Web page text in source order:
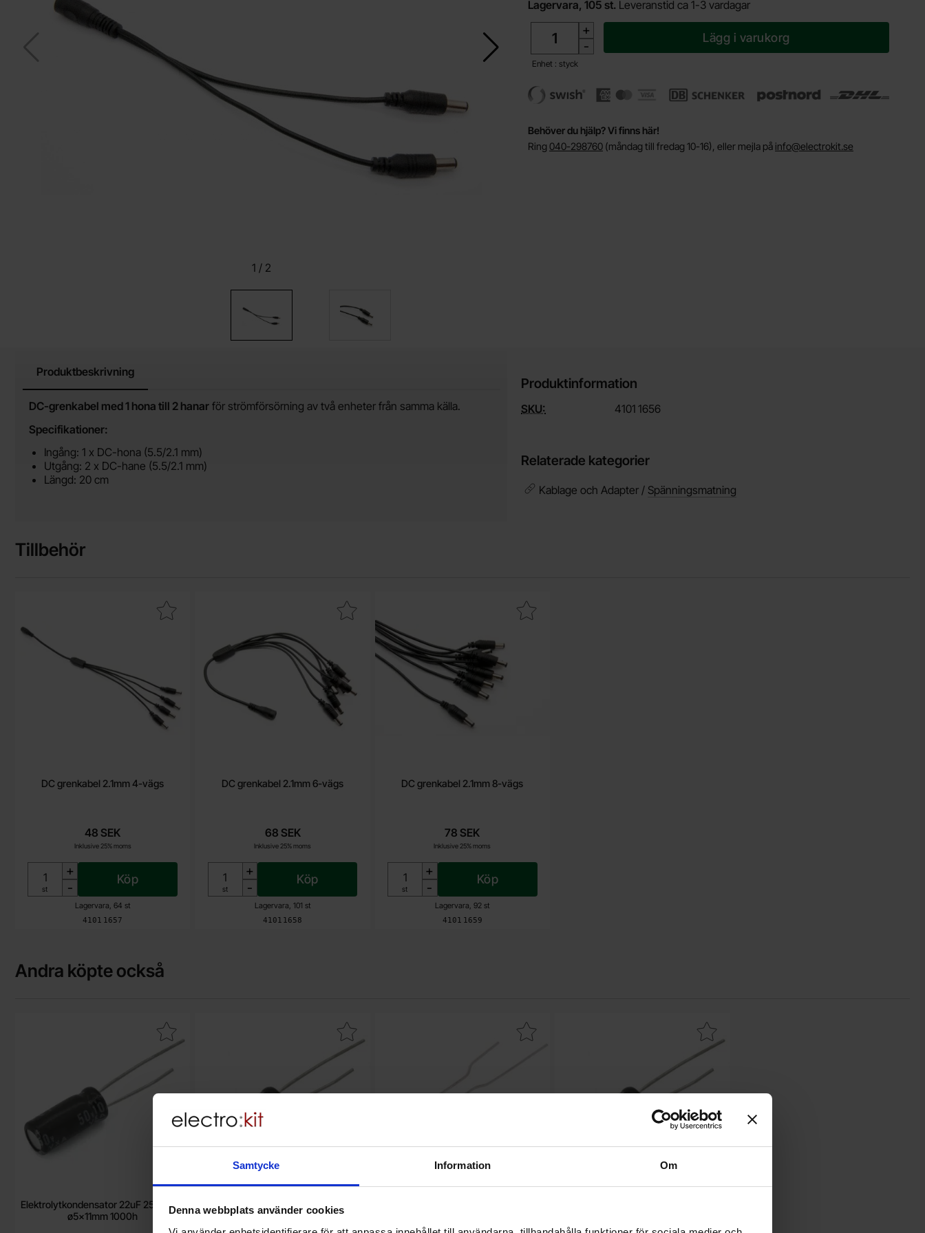
Samtycke Information Om
Denna webbplats använder cookies
1 / 2
Lagervara, 105 st. Leveranstid ca 1-3 vardagar
+
-
Enhet : styck
Lägg i varukorg
Behöver du hjälp? Vi finns här!
Ring 040-298760 (måndag till fredag 10-16), eller mejla på info@electrokit.se
Produktbeskrivning
Produktbeskrivning
DC-grenkabel med 1 hona till 2 hanar för strömförsörning av två enheter från samma källa.
Specifikationer:
Ingång: 1 x DC-hona (5.5/2.1 mm)
Utgång: 2 x DC-hane (5.5/2.1 mm)
Längd: 20 cm
Produktinformation
SKU: 4101 1656
Relaterade kategorier
Kablage och Adapter / Spänningsmatning
Tillbehör
DC grenkabel 2.1mm 4-vägs
Art. nr
4101 1657
Lagervara, 64 st
48 SEK
Inklusive 25% moms
Enhet:
st
+
-
Köp
Makera dC grenkabel 2.1mm 4-vägs som favorit
DC grenkabel 2.1mm 6-vägs
Art. nr
4101 1658
Lagervara, 101 st
68 SEK
Inklusive 25% moms
Enhet:
st
+
-
Köp
Makera dC grenkabel 2.1mm 6-vägs som favorit
DC grenkabel 2.1mm 8-vägs
Art. nr
4101 1659
Lagervara, 92 st
78 SEK
Inklusive 25% moms
Enhet:
st
+
-
Köp
Makera dC grenkabel 2.1mm 8-vägs som favorit
Andra köpte också
Elektrolytkondensator 22uF 25V 105C
ø5x11mm 1000h
elektrolytkondensator 22uF 25V 105C ø5x11mm 1000h som favorit
Elektrolytkondensator 100uF 16V 105C
ø5x11mm 1000h
Makera elektrolytkondensator 100uF 16V 105C ø5x11mm 1000h som favoritMakera elektrolytkondensator 47uF 16V 105C ø5x5mm 1000h som favorit
Makera elektrolytkondensator 220uF 16V 105C ø6.3x11mm 1000h som favorit